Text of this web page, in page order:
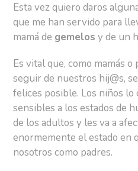
Esta vez quiero daros
que me han servido para
mamá de gemelos y de un
Es vital que, como mamás o
seguir de nuestros hij@s,
felices posible. Los niños lo
sensibles a los estados de
de los adultos y les va a
enormemente el estado en
nosotros como padres.